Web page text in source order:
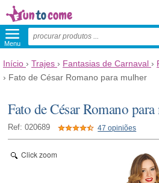
Menu
Início › Trajes › Fantasias de Carnaval ›
› Fato de César Romano para mulher
Fato de César Romano
Ref: 020689 47 opiniões
Click zoom